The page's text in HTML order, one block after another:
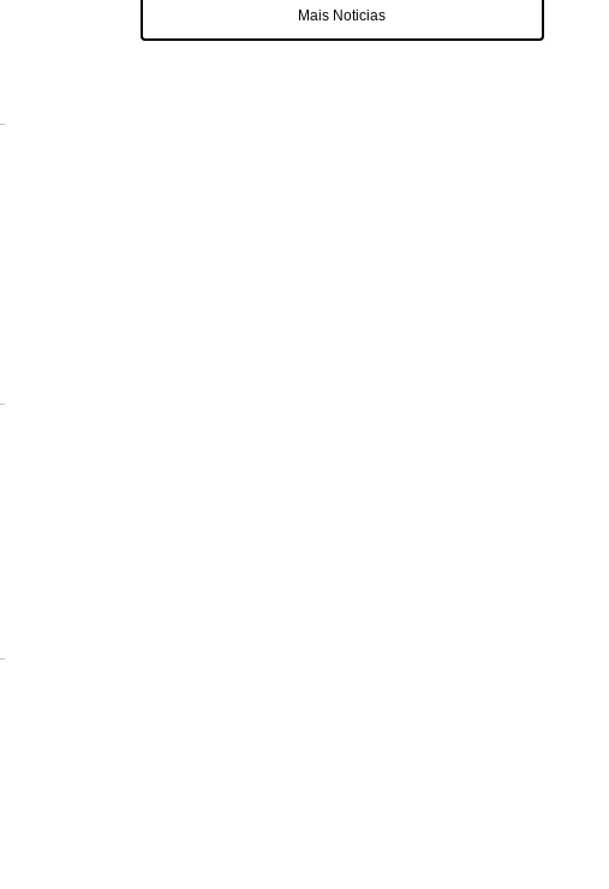
Mais Noticias